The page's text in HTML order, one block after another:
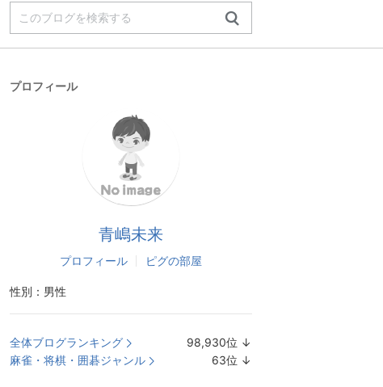
プロフィール
青嶋未来
プロフィール ピグの部屋
性別： 男性
全体ブログランキング 98,930位 ↓
麻雀・将棋・囲碁ジャンル 63位 ↓